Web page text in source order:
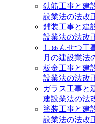
鉄筋工事と建
設業法の法改
鋪装工事と建
設業法の法改
しゅんせつ工
月の建設業法
板金工事と建
設業法の法改
ガラス工事と
建設業法の法
塗装工事と建
設業法の法改